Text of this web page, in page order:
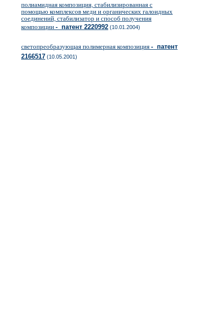
полиамидная композиция, стабилизированная с
помощью комплексов меди и органических галоидных
соединений, стабилизатор и способ получения
композиции - патент 2220992 (10.01.2004)
светопреобразующая полимерная композиция - патент
2166517 (10.05.2001)